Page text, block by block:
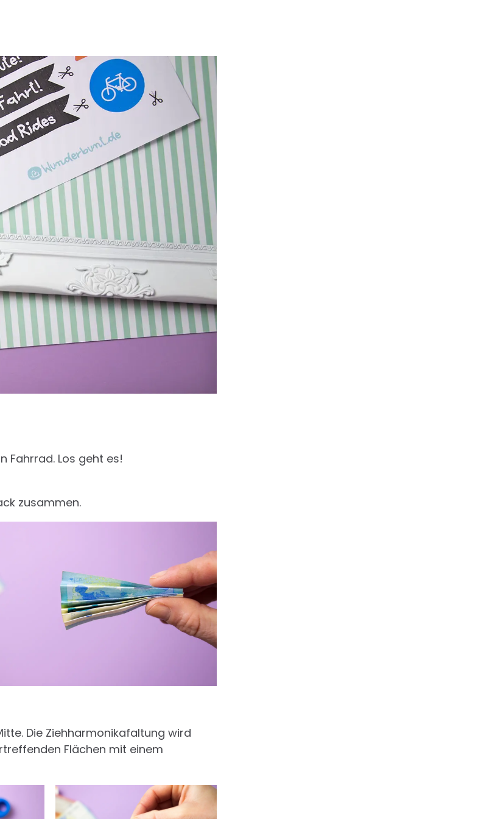
Fahrrad. Los geht es!
zusammen.
Die Ziehharmonikafaltung wird
Flächen mit einem